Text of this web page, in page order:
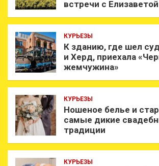
встречи с
КУРЬЕЗЫ
К зданию, где шел
и Херд, приехала
жемчужина»
КУРЬЕЗЫ
Ношеное белье и
самые дикие
традиции
КУРЬЕЗЫ